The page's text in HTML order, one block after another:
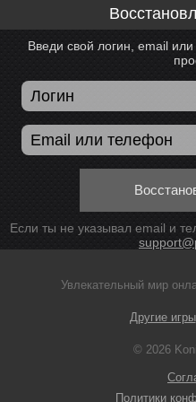
Введи свой логин, email
Если ты не указывал email и
Увлекательный мир
Другие игры
© 2026
Политики